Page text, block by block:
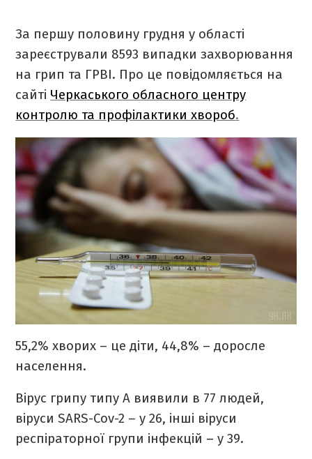
За першу половину грудня у області
зареєстрували 8593 випадки захворювання
на грип та ГРВІ. Про це повідомляється на
сайті Черкаського обласного центру
контролю та профілактики хвороб.
55,2% хворих – це діти, 44,8% – доросле
населення.
Вірус грипу типу А виявили в 77 людей,
віруси SARS-Cov-2 – у 26, інші віруси
респіраторної групи інфекцій – у 39.